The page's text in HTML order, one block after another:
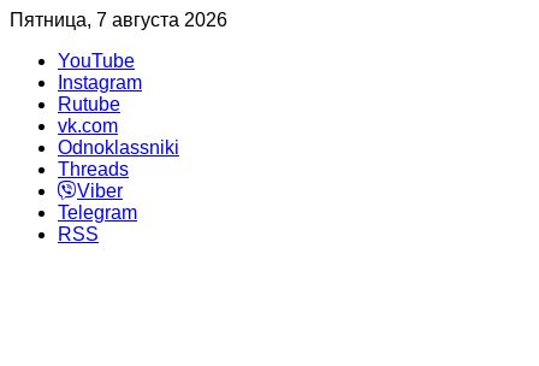
Пятница, 7 августа 2026
YouTube
Instagram
Rutube
vk.com
Odnoklassniki
Threads
Viber
Telegram
RSS